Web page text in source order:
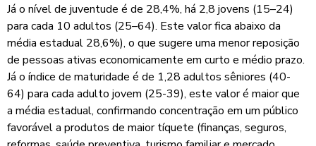
Já o nível de juventude é de 28,4%, há 2,8 jovens (15–24)
para cada 10 adultos (25–64). Este valor fica abaixo da
média estadual 28,6%), o que sugere uma menor reposição
de pessoas ativas economicamente em curto e médio prazo.
Já o índice de maturidade é de 1,28 adultos sêniores (40-
64) para cada adulto jovem (25-39), este valor é maior que
a média estadual, confirmando concentração em um público
favorável a produtos de maior tíquete (finanças, seguros,